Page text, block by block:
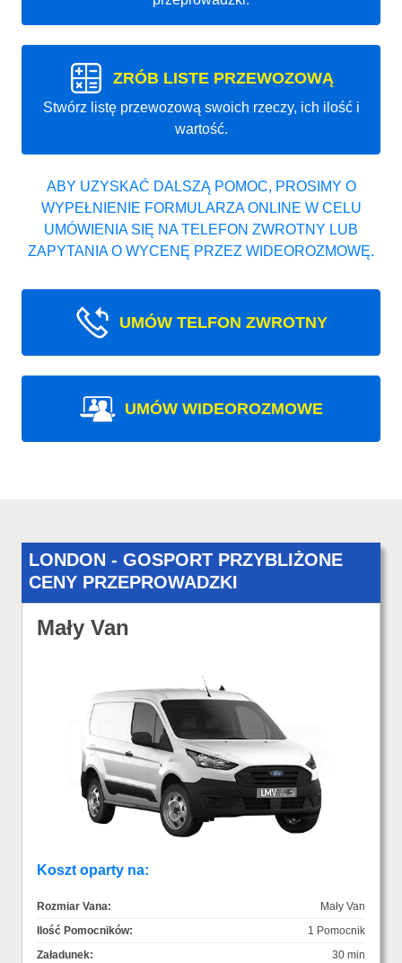
ZRÓB LISTE PRZEWOZOWĄ
Stwórz listę przewozową swoich rzeczy, ich ilość i
wartość.
ABY UZYSKAĆ DALSZĄ POMOC, PROSIMY O
WYPEŁNIENIE FORMULARZA ONLINE W CELU
UMÓWIENIA SIĘ NA TELEFON ZWROTNY LUB
ZAPYTANIA O WYCENĘ PRZEZ WIDEOROZMOWĘ.
UMÓW TELFON ZWROTNY
UMÓW WIDEOROZMOWE
LONDON - GOSPORT PRZYBLIŻONE
CENY PRZEPROWADZKI
Mały Van
Koszt oparty na:
Rozmiar Vana:
Mały Van
Ilość Pomocników:
1 Pomocnik
Załadunek:
30 min